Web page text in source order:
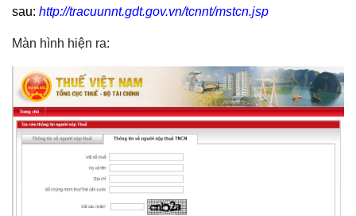
sau: http://tracuunnt.gdt.gov.vn/tcnnt/mstcn.jsp
Màn hình hiện ra: